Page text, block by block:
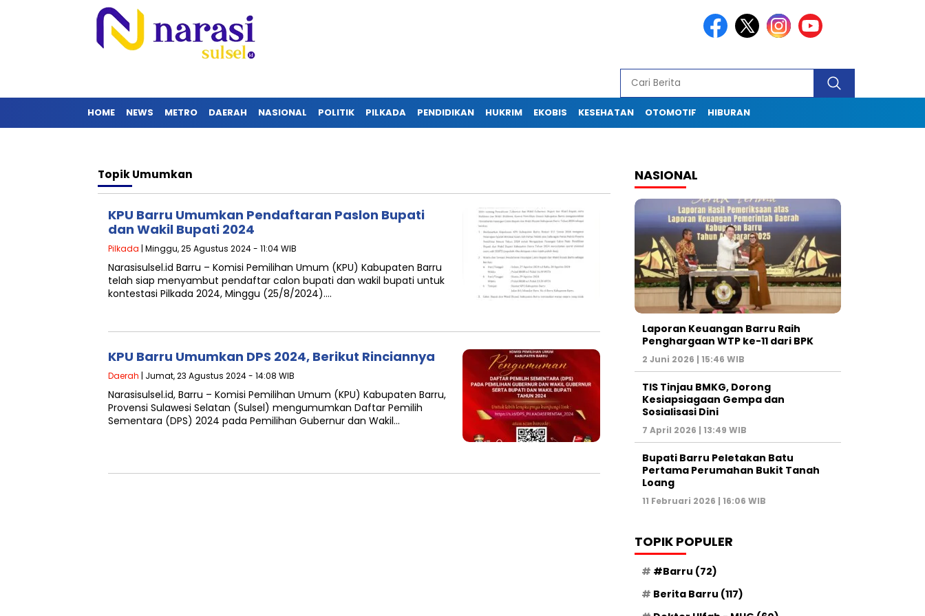
HOME NEWS METRO DAERAH NASIONAL POLITIK PILKADA PENDIDIKAN HUKRIM EKOBIS KESEHATAN OTOMOTIF HIBURAN
TopikUmumkan
KPU Barru Umumkan Pendaftaran Paslon Bupati
dan Wakil Bupati 2024
Pilkada | Minggu, 25 Agustus 2024 - 11:04 WIB
Narasisulsel.id Barru – Komisi Pemilihan Umum (KPU) Kabupaten Barru
telah siap menyambut pendaftar calon bupati dan wakil bupati untuk
kontestasi Pilkada 2024, Minggu (25/8/2024)….
KPU Barru Umumkan DPS 2024, Berikut Rinciannya
Daerah | Jumat, 23 Agustus 2024 - 14:08 WIB
Narasisulsel.id, Barru – Komisi Pemilihan Umum (KPU) Kabupaten Barru,
Provensi Sulawesi Selatan (Sulsel) mengumumkan Daftar Pemilih
Sementara (DPS) 2024 pada Pemilihan Gubernur dan Wakil…
NASIONAL
Laporan Keuangan Barru Raih
Penghargaan WTP ke-11 dari BPK
2 Juni 2026 | 15:46 WIB
TIS Tinjau BMKG, Dorong
Kesiapsiagaan Gempa dan
Sosialisasi Dini
7 April 2026 | 13:49 WIB
Bupati Barru Peletakan Batu
Pertama Perumahan Bukit Tanah
Loang
11 Februari 2026 | 16:06 WIB
TOPIK POPULER
#Barru (72)
Berita Barru (117)